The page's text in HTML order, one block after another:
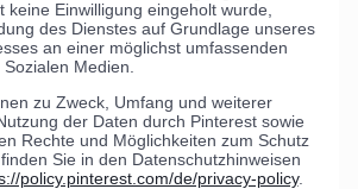
keine Einwilligung eingeholt wurde,
des Dienstes auf Grundlage unseres
an einer möglichst umfassenden
Medien.
zu Zweck, Umfang und weiterer
der Daten durch Pinterest sowie
Rechte und Möglichkeiten zum Schutz
Sie in den Datenschutzhinweisen
policy.pinterest.com/de/privacy-policy.